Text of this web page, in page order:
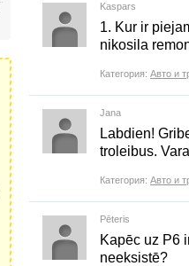
Kaspars
1. Kur ir
nikosila
Категория: Авто и
Jana
Labdien!
troleibus.
Категория: Авто и
Pēteris
Kapēc uz P6
neeksistē?